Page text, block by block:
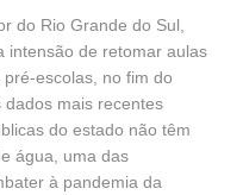
do Rio Grande do Sul,
intensão de retomar aulas
escolas, no fim do
dados mais recentes
do estado não têm
água, uma das
à pandemia da